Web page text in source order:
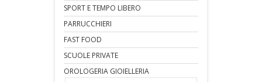
SPORT E TEMPO LIBERO
PARRUCCHIERI
FAST FOOD
SCUOLE PRIVATE
OROLOGERIA GIOIELLERIA